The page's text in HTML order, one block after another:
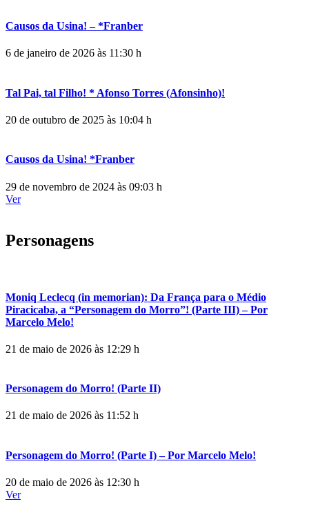
Causos da Usina! – *Franber
6 de janeiro de 2026 às 11:30 h
Tal Pai, tal Filho! * Afonso Torres (Afonsinho)!
20 de outubro de 2025 às 10:04 h
Causos da Usina! *Franber
29 de novembro de 2024 às 09:03 h
Ver
Personagens
Moniq Leclecq (in memorian): Da França para o Médio
Piracicaba, a “Personagem do Morro”! (Parte III) – Por
Marcelo Melo!
21 de maio de 2026 às 12:29 h
Personagem do Morro! (Parte II)
21 de maio de 2026 às 11:52 h
Personagem do Morro! (Parte I) – Por Marcelo Melo!
20 de maio de 2026 às 12:30 h
Ver